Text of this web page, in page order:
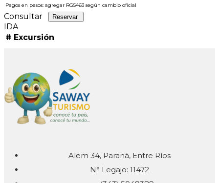
Pagos en pesos: agregar RG5463 según cambio oficial
Consultar Reservar
IDA
# Excursión
Alem 34, Paraná, Entre Ríos
N° Legajo: 11472